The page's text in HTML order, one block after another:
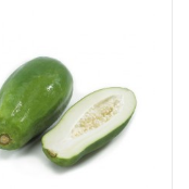
til festlige skåle
baijiu for nye
mindre aromatisk